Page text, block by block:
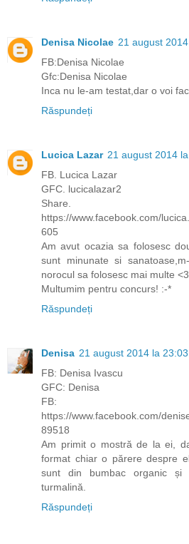
Denisa Nicolae 21 august
FB:Denisa Nicolae
Gfc:Denisa Nicolae
Inca nu le-am testat,dar o voi
Răspundeți
Lucica Lazar 21 august 2014
FB. Lucica Lazar
GFC. lucicalazar2
Share.
https://www.facebook.com/
605
Am avut ocazia sa folosesc
sunt minunate si
norocul sa folosesc mai multe <3
Multumim pentru concurs! :-*
Răspundeți
Denisa 21 august 2014 la 23:03
FB: Denisa Ivascu
GFC: Denisa
FB:
https://www.facebook.com/
89518
Am primit o mostră de la ei,
format chiar o părere despre
sunt din bumbac organic
turmalină.
Răspundeți